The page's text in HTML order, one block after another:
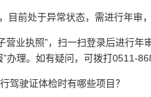
目前处于异常状态，需进行年审
营业执照”，扫一扫登录后进行年
办理。如有疑问，可拨打0511-
驾驶证体检时有哪些项目？